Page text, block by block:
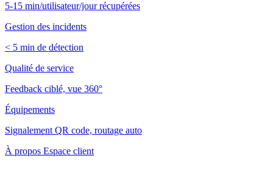
5-15 min/utilisateur/jour récupérées
Gestion des incidents
< 5 min de détection
Qualité de service
Feedback ciblé, vue 360°
Équipements
Signalement QR code, routage auto
À propos Espace client